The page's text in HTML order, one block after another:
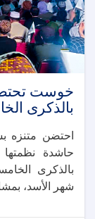
خوست
بالذكرى
احتضن متنزه
حاشدة نظمتها
بالذكرى
شهر الأسد،